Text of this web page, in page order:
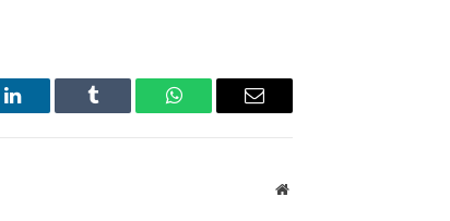
LinkedIn Tumblr WhatsAppEmail
Website